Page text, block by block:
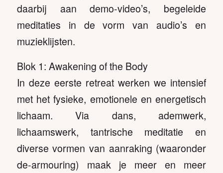
daarbij aan demo-video’s, begeleide
meditaties in de vorm van audio’s en
muzieklijsten.
Blok 1: Awakening of the Body
In deze eerste retreat werken we intensief
met het fysieke, emotionele en energetisch
lichaam. Via dans, ademwerk,
lichaamswerk, tantrische meditatie en
diverse vormen van aanraking (waaronder
de-armouring) maak je meer en meer